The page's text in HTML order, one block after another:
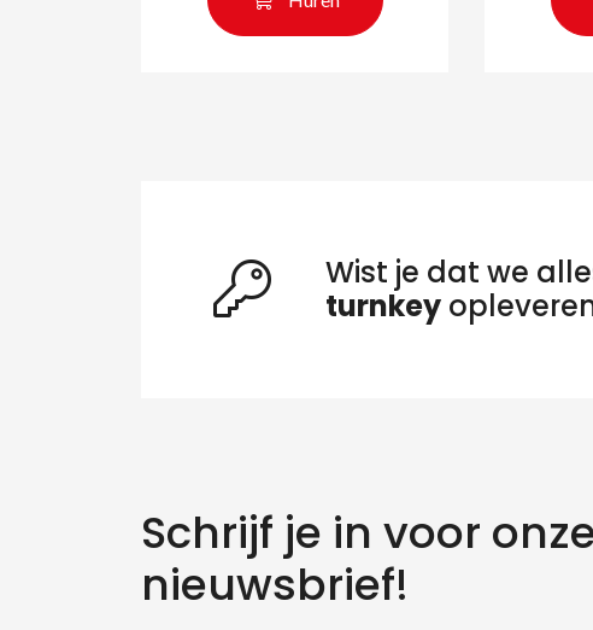
Wist je dat we
turnkey
Schrijf je in voor
nieuwsbrief!